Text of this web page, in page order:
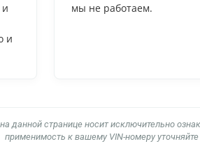
и
мы не работаем.
данной странице носит исключительно
применимость к вашему VIN-номеру